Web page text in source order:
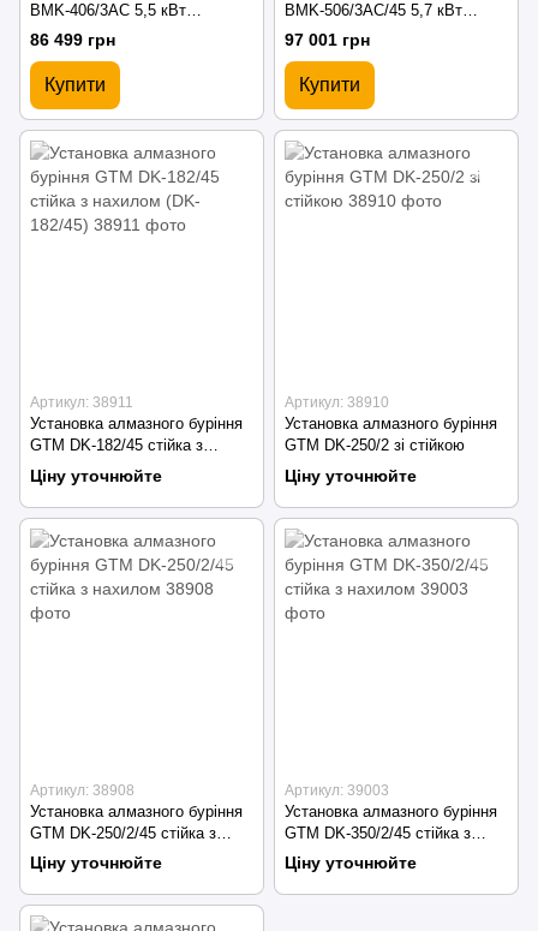
BMK-406/3AC 5,5 кВт
280/415/555об/хв зі стійкою та
нахилом 45°
86 499 грн
Купити
BMK-506/3AC/45 5,7 кВт
245/360/485об/хв зі стійкою та
нахилом 45°
97 001 грн
Купити
Артикул: 38911
Установка алмазного буріння
GTM DK-182/45 стійка з
нахилом (DK-182/45)
Ціну уточнюйте
Артикул: 38910
Установка алмазного буріння
GTM DK-250/2 зі стійкою
Ціну уточнюйте
Артикул: 38908
Установка алмазного буріння
GTM DK-250/2/45 стійка з
нахилом
Ціну уточнюйте
Артикул: 39003
Установка алмазного буріння
GTM DK-350/2/45 стійка з
нахилом
Ціну уточнюйте